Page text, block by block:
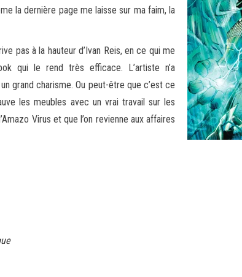
la dernière page me laisse sur ma faim, la
pas à la hauteur d’Ivan Reis, en ce qui me
qui le rend très efficace. L’artiste n’a
grand charisme. Ou peut-être que c’est ce
les meubles avec un vrai travail sur les
Virus et que l’on revienne aux affaires